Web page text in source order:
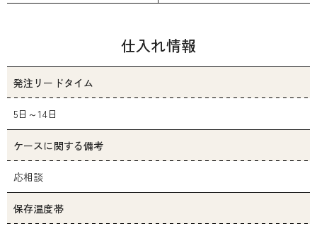
仕入れ情報
発注リードタイム
5日～14日
ケースに関する備考
応相談
保存温度帯